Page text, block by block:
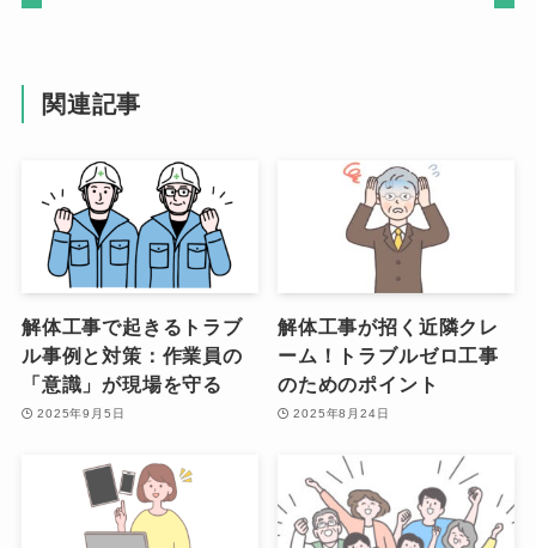
関連記事
解体工事で起きるトラブ
ル事例と対策：作業員の
「意識」が現場を守る
2025年9月5日
解体工事が招く近隣クレ
ーム！トラブルゼロ工事
のためのポイント
2025年8月24日